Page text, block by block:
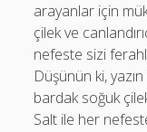
arayanlar için
çilek ve
nefeste sizi
Düşünün ki,
bardak soğuk
Salt ile her